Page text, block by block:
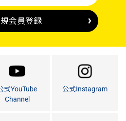
会員登録
式YouTube
Channel
公式Instagram